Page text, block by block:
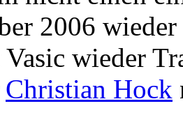
2006
wieder
Christian Hock